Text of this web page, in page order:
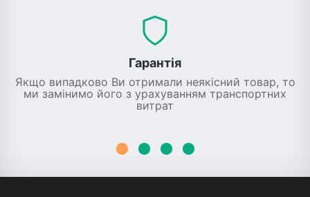
Гарантія
Якщо випадково Ви отримали неякісний товар, то
ми замінимо його з урахуванням транспортних
витрат